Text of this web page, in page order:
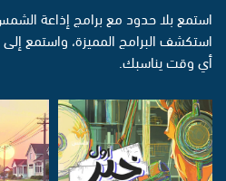
استمع بلا حدود مع برامج إذاعة
استكشف البرامج المميزة، واستمع
أي وقت يناسبك.